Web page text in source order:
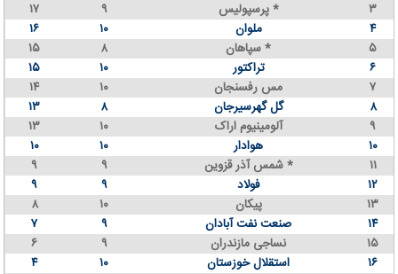
۳
پرسپولیس * ۹
۱۷
۴
ملوان ۱۰
۱۶
۵
سپاهان * ۸
۱۵
۶
تراکتور ۱۰
۱۵
۷
مس رفسنجان ۱۰
۱۴
۸
گل گهرسیرجان ۸
۱۳
۹
آلومینیوم اراک ۱۰
۱۳
۱۰
هوادار ۱۰
۱۰
۱۱
شمس آذر قزوین * ۹
۹
۱۲
فولاد ۹
۹
۱۳
پیکان ۱۰
۸
۱۴
صنعت نفت آبادان ۹
۷
۱۵
نساجی مازندران ۹
۶
۱۶
استقلال خوزستان ۱۰ ۴